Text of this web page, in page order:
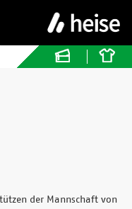
der Mannschaft von